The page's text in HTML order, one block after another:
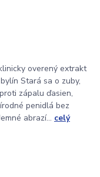
overený extrakt
Stará sa o zuby,
zápalu ďasien,
penidlá bez
abrazí... celý